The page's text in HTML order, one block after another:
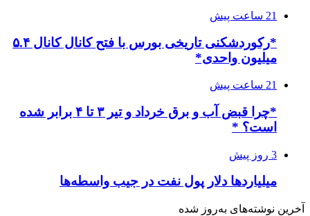
21 ساعت پیش
*رکوردشکنی تاریخی بورس با فتح کانال کانال ۵.۴
میلیون واحدی*
21 ساعت پیش
*چرا قبض آب و برق خرداد و تیر ۳ تا ۴ برابر شده
است؟ *
3 روز پیش
میلیاردها دلار پول نفت در جیب واسطه‌ها
آخرین نوشته‌های‌ به‌روز شده